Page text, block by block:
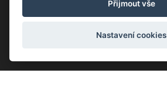
Přijmout vše
Nastavení cookies